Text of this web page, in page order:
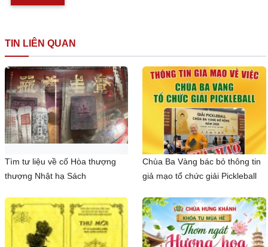
TIN LIÊN QUAN
Tìm tư liệu về cố Hòa thượng
thượng Nhật hạ Sách
Chùa Ba Vàng bác bỏ thông tin
giả mạo tổ chức giải Pickleball